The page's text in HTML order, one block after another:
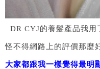
DR CYJ的養髮產品我用
怪不得網路上的評價那麼
大家都跟我一樣覺得最明